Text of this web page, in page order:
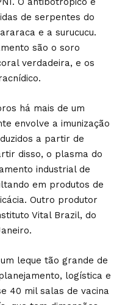
de serpentes do
e a surucucu.
são o soro
verdadeira, e os
há mais de um
envolve a imunização
a partir de
disso, o plasma do
industrial de
em produtos de
Outro produtor
Vital Brazil, do
leque tão grande de
logística e
40 mil salas de vacina